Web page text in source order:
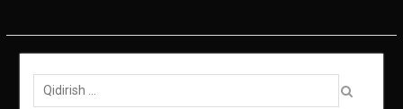
Qidirish: